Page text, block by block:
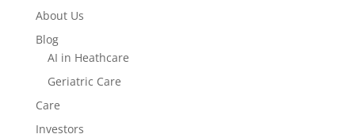
About Us
Blog
AI in Heathcare
Geriatric Care
Care
Investors